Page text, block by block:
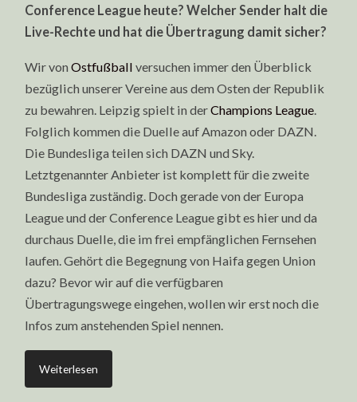
Conference League heute? Welcher Sender halt die
Live-Rechte und hat die Übertragung damit sicher?
Wir vonOstfußball versuchen immer den Überblick
bezüglich unserer Vereine aus dem Osten der Republik
zu bewahren. Leipzig spielt in derChampions League.
Folglich kommen die Duelle auf Amazon oder DAZN.
Die Bundesliga teilen sich DAZN und Sky.
Letztgenannter Anbieter ist komplett für die zweite
Bundesliga zuständig. Doch gerade von der Europa
League und der Conference League gibt es hier und da
durchaus Duelle, die im frei empfänglichen Fernsehen
laufen. Gehört die Begegnung von Haifa gegen Union
dazu? Bevor wir auf die verfügbaren
Übertragungswege eingehen, wollen wir erst noch die
Infos zum anstehenden Spiel nennen.
Weiterlesen